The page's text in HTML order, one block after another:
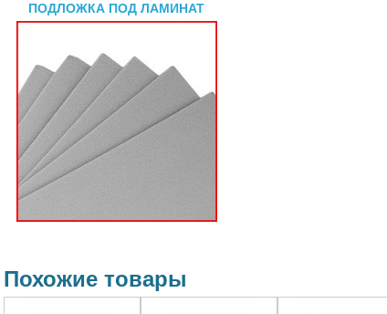
ПОДЛОЖКА ПОД ЛАМИНАТ
Похожие товары